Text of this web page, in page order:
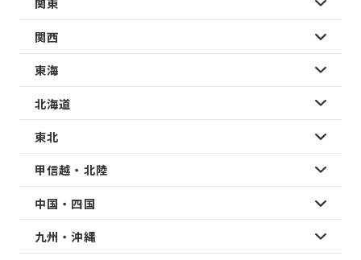
関西
東海
北海道
東北
甲信越・北陸
中国・四国
九州・沖縄